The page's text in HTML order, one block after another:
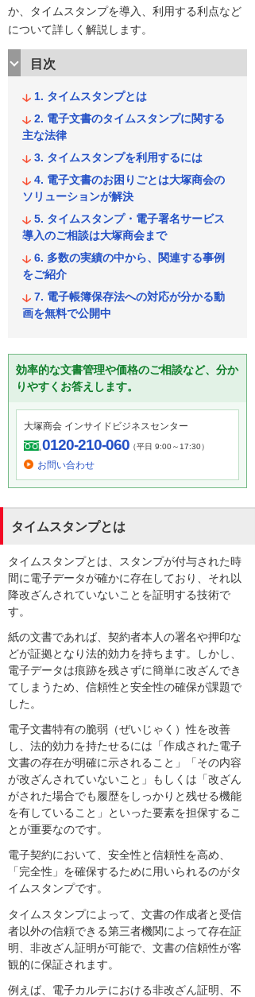
か、タイムスタンプを導入、利用する利点など
について詳しく解説します。
目次
タイムスタンプとは
電子文書のタイムスタンプに関する
主な法律
タイムスタンプを利用するには
電子文書のお困りごとは大塚商会の
ソリューションが解決
タイムスタンプ・電子署名サービス
導入のご相談は大塚商会まで
多数の実績の中から、関連する事例
をご紹介
電子帳簿保存法への対応が分かる動
画を無料で公開中
効率的な文書管理や価格のご相談など、分か
りやすくお答えします。
大塚商会 インサイドビジネスセンター
0120-210-060（平日 9:00～17:30）
お問い合わせ
タイムスタンプとは
タイムスタンプとは、スタンプが付与された時
間に電子データが確かに存在しており、それ以
降改ざんされていないことを証明する技術で
す。
紙の文書であれば、契約者本人の署名や押印な
どが証拠となり法的効力を持ちます。しかし、
電子データは痕跡を残さずに簡単に改ざんでき
てしまうため、信頼性と安全性の確保が課題で
した。
電子文書特有の脆弱（ぜいじゃく）性を改善
し、法的効力を持たせるには「作成された電子
文書の存在が明確に示されること」「その内容
が改ざんされていないこと」もしくは「改ざん
がされた場合でも履歴をしっかりと残せる機能
を有していること」といった要素を担保するこ
とが重要なのです。
電子契約において、安全性と信頼性を高め、
「完全性」を確保するために用いられるのがタ
イムスタンプです。
タイムスタンプによって、文書の作成者と受信
者以外の信頼できる第三者機関によって存在証
明、非改ざん証明が可能で、文書の信頼性が客
観的に保証されます。
例えば、電子カルテにおける非改ざん証明、不